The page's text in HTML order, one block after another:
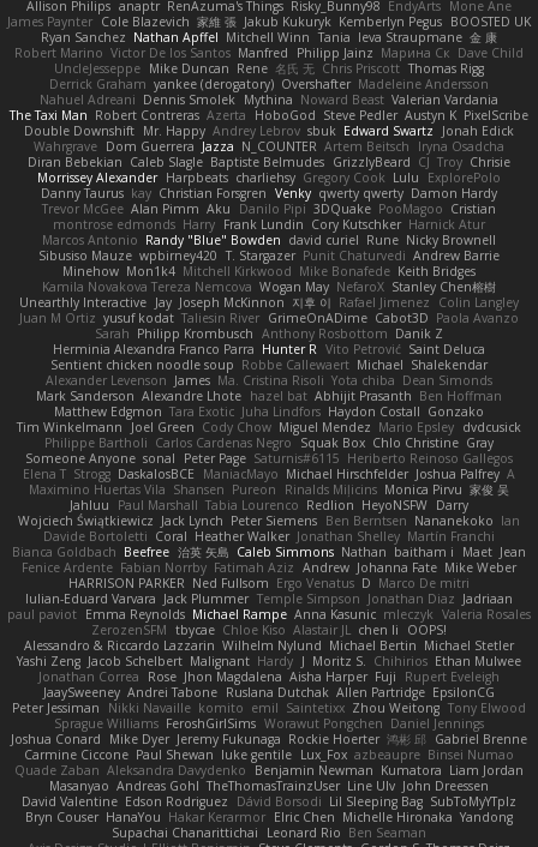
Allison Philips anaptr RenAzuma's Things Risky_Bunny98 EndyArts Mone Ane
James Paynter Cole Blazevich 家維 張 Jakub Kukuryk Kemberlyn Pegus BOOSTED UK
Ryan Sanchez Nathan Apffel Mitchell Winn Tania Ieva Straupmane 金 康
Robert Marino Victor De los Santos Manfred Philipp Jainz Марина Ск Dave Child
UncleJesseppe Mike Duncan Rene 名氏 无 Chris Priscott Thomas Rigg
Derrick Graham yankee (derogatory) Overshafter Madeleine Andersson
Nahuel Adreani Dennis Smolek Mythina Noward Beast Valerian Vardania
The Taxi Man Robert Contreras Azerta HoboGod Steve Pedler Austyn K PixelScribe
Double Downshift Mr. Happy Andrey Lebrov sbuk Edward Swartz
Jonah Edick
Wahrgrave Dom Guerrera Jazza N_COUNTER Artem Beitsch
Iryna Osadcha
Diran Bebekian Caleb Slagle Baptiste Belmudes GrizzlyBeard CJ Troy Chrisie
Morrissey Alexander Harpbeats charliehsy Gregory Cook Lulu
ExplorePolo
Danny Taurus kay Christian Forsgren Venky qwerty qwerty Damon Hardy
Trevor McGee Alan Pimm Aku Danilo Pipi 3DQuake PooMagoo Cristian
montrose edmonds Harry Frank Lundin Cory Kutschker Harnick Atur
Marcos Antonio Randy "Blue" Bowden david curiel Rune Nicky Brownell
Sibusiso Mauze wpbirney420 T. Stargazer Punit Chaturvedi Andrew Barrie
Minehow Mon1k4 Mitchell Kirkwood Mike Bonafede Keith Bridges
Kamila Novakova Tereza Nemcova Wogan May NefaroX Stanley Chen榕樹
Unearthly Interactive Jay Joseph McKinnon 지후 이 Rafael Jimenez
Colin Langley
Juan M Ortiz yusuf kodat Taliesin River GrimeOnADime Cabot3D Paola Avanzo
Sarah Philipp Krombusch Anthony Rosbottom Danik Z
Herminia Alexandra Franco Parra Hunter R Vito Petrović Saint Deluca
Sentient chicken noodle soup Robbe Callewaert Michael Shalekendar
Alexander Levenson James Ma. Cristina Risoli Yota chiba Dean Simonds
Mark Sanderson Alexandre Lhote hazel bat Abhijit Prasanth Ben Hoffman
Matthew Edgmon Tara Exotic Juha Lindfors Haydon Costall Gonzako
Tim Winkelmann
Joel Green Cody Chow Miguel Mendez Mario Epsley dvdcusick
Philippe Bartholi Carlos Cardenas Negro Squak Box Chlo Christine Gray
Someone Anyone sonal Peter Page Saturnis#6115 Heriberto Reinoso Gallegos
Elena T Strogg DaskalosBCE ManiacMayo Michael Hirschfelder Joshua Palfrey A
Maximino Huertas Vila Shansen Pureon Rinalds Miļicins Monica Pirvu 家俊 吴
Jahluu
Paul Marshall Tabia Lourenco Redlion HeyoNSFW Darry
Wojciech Świątkiewicz Jack Lynch Peter Siemens Ben Berntsen Nananekoko Ian
Davide Bortoletti Coral Heather Walker Jonathan Shelley Martín Franchi
Bianca Goldbach Beefree 治英 矢島 Caleb Simmons Nathan baitham i Maet Jean
Fenice Ardente Fabian Norrby Fatimah Aziz Andrew Johanna Fate Mike Weber
HARRISON PARKER Ned Fullsom Ergo Venatus D Marco De mitri
Iulian-Eduard Varvara Jack Plummer Temple Simpson Jonathan Diaz Jadriaan
paul paviot Emma Reynolds Michael Rampe Anna Kasunic mleczyk Valeria Rosales
ZerozenSFM tbycae Chloe Kiso Alastair JL chen li
OOPS!
Alessandro & Riccardo Lazzarin Wilhelm Nylund Michael Bertin Michael Stetler
Yashi Zeng Jacob Schelbert Malignant Hardy J Moritz S. Chihirios Ethan Mulwee
Jonathan Correa
Rose Jhon Magdalena Aisha Harper Fuji
Rupert Eveleigh
JaaySweeney Andrei Tabone Ruslana Dutchak Allen Partridge EpsilonCG
Peter Jessiman
Nikki Navaille komito emil Saintetixx Zhou Weitong Tony Elwood
Sprague Williams FeroshGirlSims Worawut Pongchen Daniel Jennings
Joshua Conard
Mike Dyer Jeremy Fukunaga Rockie Hoerter 鸿彬 邱 Gabriel Brenne
Carmine Ciccone Paul Shewan luke gentile Lux_Fox azbeaupre Binsei Numao
Quade Zaban Aleksandra Davydenko Benjamin Newman Kumatora Liam Jordan
Masanyao Andreas Gohl TheThomasTrainzUser Line Ulv John Dreessen
David Valentine Edson Rodriguez Dávid Borsodi Lil Sleeping Bag SubToMyYTplz
Bryn Couser HanaYou Hakar Kerarmor Elric Chen Michelle Hironaka Yandong
Supachai Chanarittichai
Leonard Rio Ben Seaman